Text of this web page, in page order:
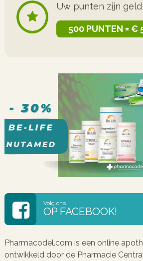
Uw punten zijn
500 PUNTEN = €
Volg ons
OP FACEBOOK!
Pharmacodel.com is een online
ontwikkeld door de Pharmacie